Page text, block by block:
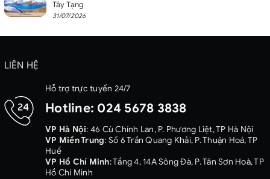
Tây Tạng
31/07/2026
LIÊN HỆ
Hỗ trợ trực tuyến 24/7
Hotline: 024 5678 3838
VP Hà Nội: 46 Cù Chính Lan, P. Phương Liệt, TP Hà Nội
VP Miền Trung: Số 6 Trần Quang Khải, P. Thuận Hoá, TP
Huế
VP Hồ Chí Minh: Tầng 4, 14A Sông Đà, P. Tân Sơn Hoà, TP
Hồ Chí Minh